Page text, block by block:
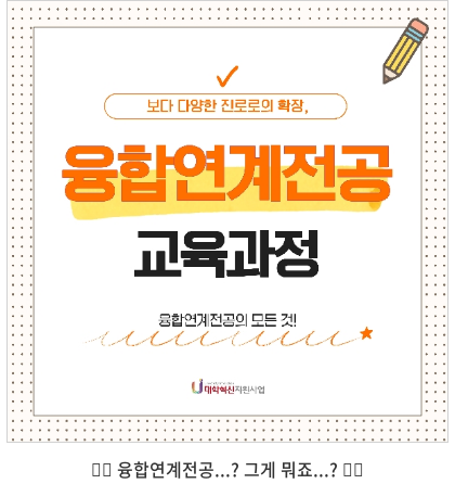
🙋‍♀️ 융합연계전공...? 그게 뭐죠...? 🙋‍♀️